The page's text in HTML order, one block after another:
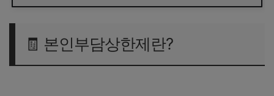
📅 2025년 지급 일정은 언제?
🧾 본인부담상한제란?